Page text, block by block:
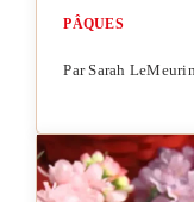
PÂQUES
Par Sarah